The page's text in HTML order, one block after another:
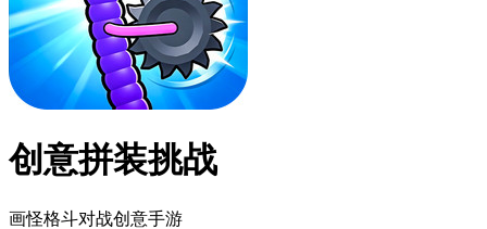
创意拼装挑战
画怪格斗对战创意手游